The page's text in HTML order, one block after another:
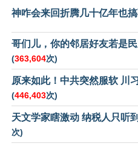
神咋会来回折腾几十亿年也
哥们儿，你的邻居好友若是
(363,604次)
原来如此！中共突然服软 川
(446,403次)
天文学家瞎激动 纳税人只听
次)